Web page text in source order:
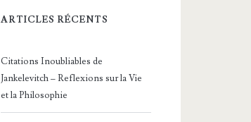
ARTICLES RÉCENTS
Citations Inoubliables de
Jankelevitch – Reflexions sur la Vie
et la Philosophie